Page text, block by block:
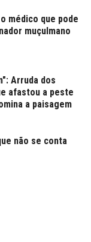
médico que pode
muçulmano
Arruda dos
afastou a peste
a paisagem
não se conta